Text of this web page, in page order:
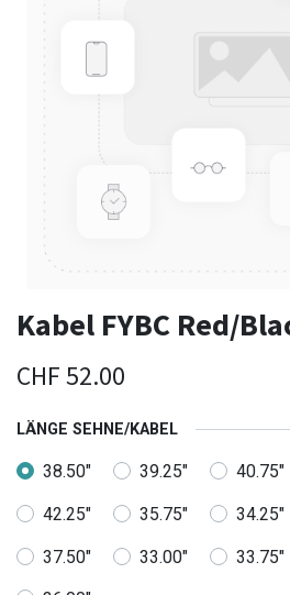
Kabel FYBC Red/
CHF 52.00
LÄNGE SEHNE/KABEL
38.50" 39.25" 40.75"
42.25" 35.75" 34.25"
37.50" 33.00" 33.75"